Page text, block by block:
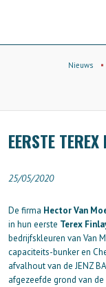
Nieuws
EERSTE
25/05/2020
De firma Hector Van
in hun eerste Terex
bedrijfskleuren van Van
capaciteits-bunker en
afvalhout van de JENZ
afgezeefde grond van